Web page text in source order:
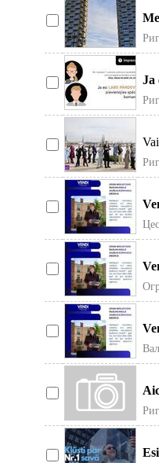
Ja
sa
Vai